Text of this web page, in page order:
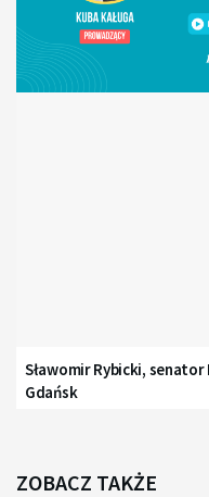
Sławomir Rybicki, senator
Gdańsk
ZOBACZ TAKŻE